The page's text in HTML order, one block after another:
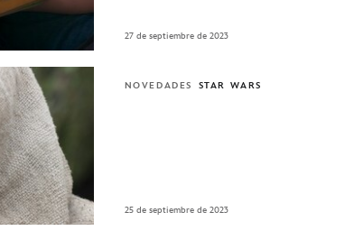
27 de septiembre de 2023
NOVEDADES STAR WARS
25 de septiembre de 2023